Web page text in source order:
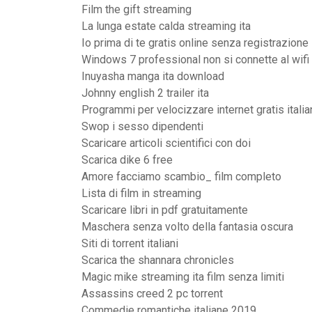
Film the gift streaming
La lunga estate calda streaming ita
Io prima di te gratis online senza registrazione
Windows 7 professional non si connette al wifi
Inuyasha manga ita download
Johnny english 2 trailer ita
Programmi per velocizzare internet gratis
Swop i sesso dipendenti
Scaricare articoli scientifici con doi
Scarica dike 6 free
Amore facciamo scambio_ film completo
Lista di film in streaming
Scaricare libri in pdf gratuitamente
Maschera senza volto della fantasia oscura
Siti di torrent italiani
Scarica the shannara chronicles
Magic mike streaming ita film senza limiti
Assassins creed 2 pc torrent